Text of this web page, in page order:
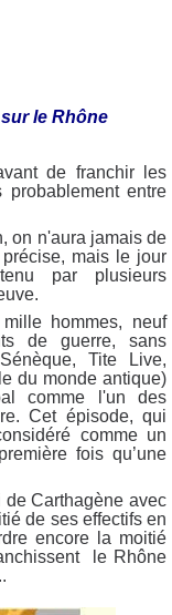
le Rhône
de franchir les
entre
on n'aura jamais de
mais le jour
par plusieurs
hommes, neuf
de guerre, sans
Tite Live,
du monde antique)
comme l'un des
Cet épisode, qui
comme un
fois qu’une
de Carthagène avec
de ses effectifs en
encore la moitié
le Rhône